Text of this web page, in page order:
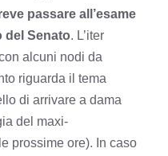
passare all’esame
del Senato. L’iter
alcuni nodi da
riguarda il tema
di arrivare a dama
del maxi-
prossime ore). In caso